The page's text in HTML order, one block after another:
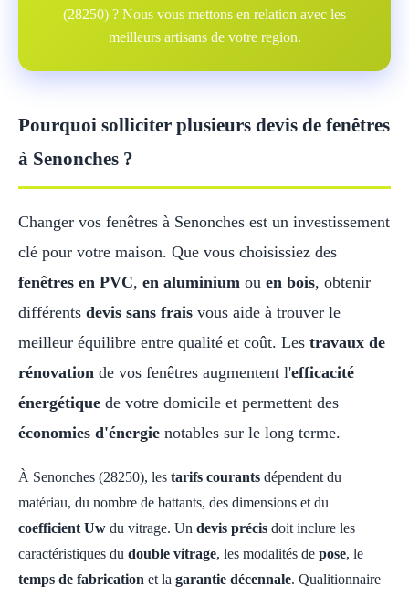
(28250) ? Nous vous mettons en relation avec les
meilleurs artisans de votre region.
Pourquoi solliciter plusieurs devis de fenêtres
à Senonches ?
Changer vos fenêtres à Senonches est un investissement
clé pour votre maison. Que vous choisissiez des
fenêtres en PVC, en aluminium ou en bois, obtenir
différents devis sans frais vous aide à trouver le
meilleur équilibre entre qualité et coût. Les travaux de
rénovation de vos fenêtres augmentent l'efficacité
énergétique de votre domicile et permettent des
économies d'énergie notables sur le long terme.
À Senonches (28250), les tarifs courants dépendent du
matériau, du nombre de battants, des dimensions et du
coefficient Uw du vitrage. Un devis précis doit inclure les
caractéristiques du double vitrage, les modalités de pose, le
temps de fabrication et la garantie décennale. Qualitionnaire